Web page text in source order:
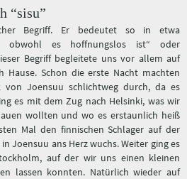
“sisu”
Begriff. Er bedeutet so in etwa
obwohl es hoffnungslos ist“ oder
Begriff begleitete uns vor allem auf
Schon die erste Nacht machten
Joensuu schlichtweg durch, da es
es mit dem Zug nach Helsinki, was wir
wollten und wo es erstaunlich heiß
Mal den finnischen Schlager auf der
Joensuu ans Herz wuchs. Weiter ging es
auf der wir uns einen kleinen
lassen konnten. Natürlich wieder auf